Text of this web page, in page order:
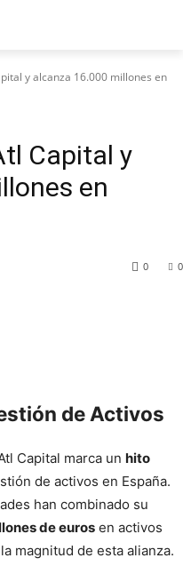
y alcanza 16.000 millones en
Capital y
en
0
0
de Activos
Capital marca un hito
de activos en España.
han combinado su
de euros en activos
magnitud de esta alianza.